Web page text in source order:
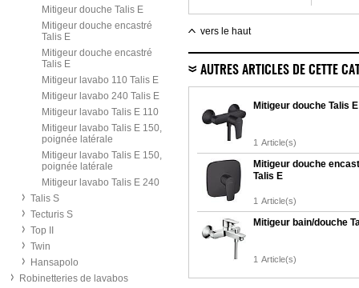
Mitigeur douche Talis E
Mitigeur douche encastré
Talis E
Mitigeur douche encastré
Talis E
Mitigeur lavabo 110 Talis E
Mitigeur lavabo 240 Talis E
Mitigeur lavabo Talis E 110
Mitigeur lavabo Talis E 150,
poignée latérale
Mitigeur lavabo Talis E 150,
poignée latérale
Mitigeur lavabo Talis E 240
Talis S
Tecturis S
Top II
Twin
Hansapolo
Robinetteries de lavabos
et nouveaux
mitigeurs Allegra -
vers le haut
AUTRES ARTICLES DE CETTE
Mitigeur douche Talis E
1 Article(s)
Mitigeur douche
Talis E
1 Article(s)
Mitigeur bain/douche
1 Article(s)